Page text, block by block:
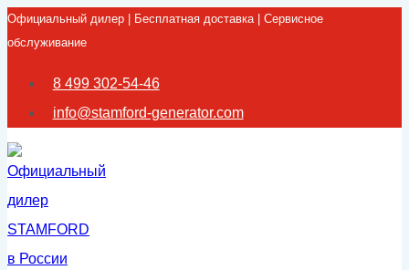
Перейти
к
содержимому
Официальный дилер | Бесплатная доставка | Сервисное
обслуживание
8 499 302-54-46
info@stamford-generator.com